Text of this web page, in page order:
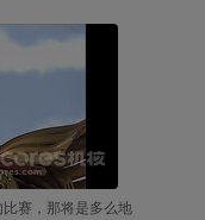
赛，那将是多么地